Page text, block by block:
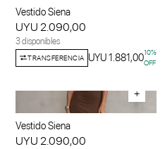
Vestido Siena
UYU 2.090,00
3 disponibles
TRANSFERENCIA UYU 1.881,0010%
OFF
+
Vestido Siena
UYU 2.090,00